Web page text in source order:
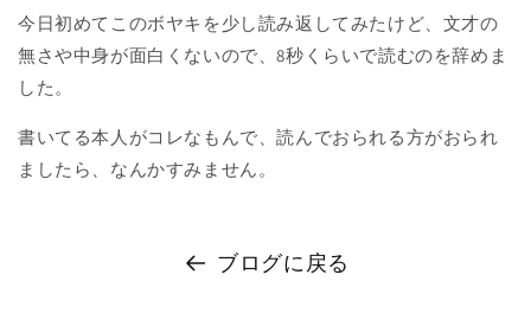
今日初めてこのボヤキを少し読み返してみたけど、文才の
無さや中身が面白くないので、8秒くらいで読むのを辞めま
した。
書いてる本人がコレなもんで、読んでおられる方がおられ
ましたら、なんかすみません。
ブログに戻る